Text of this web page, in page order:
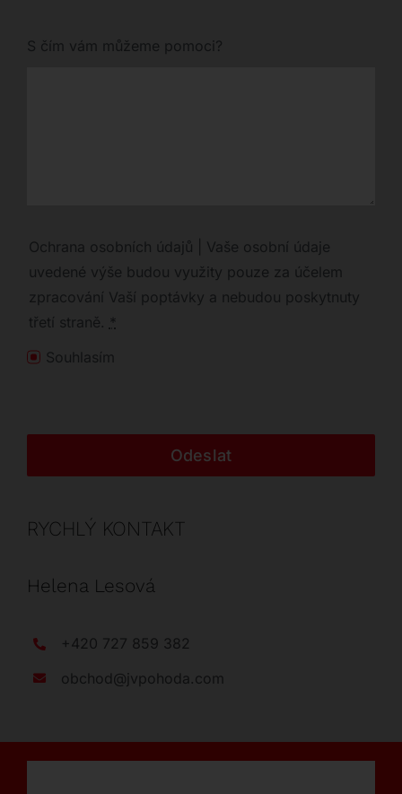
S čím vám můžeme pomoci?
Ochrana osobních údajů | Vaše osobní údaje
uvedené výše budou využity pouze za účelem
zpracování Vaší poptávky a nebudou poskytnuty
třetí straně. *
Souhlasím
Odeslat
RYCHLÝ KONTAKT
Helena Lesová
+420 727 859 382
obchod@jvpohoda.com